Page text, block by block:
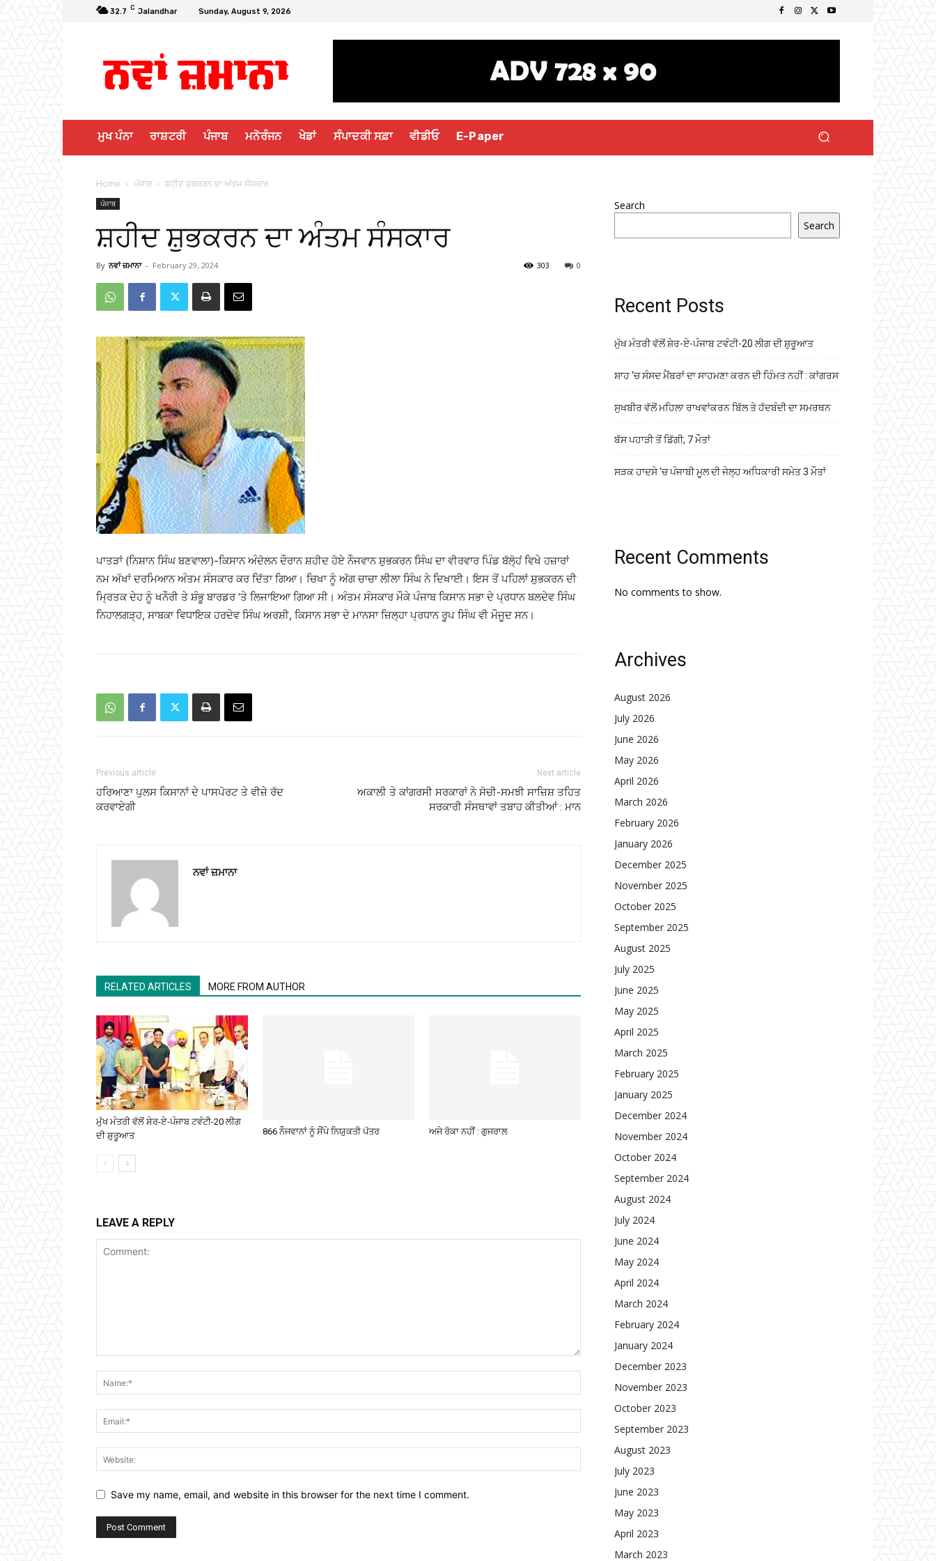
32.7 C Jalandhar Sunday, August 9, 2026
ਮੁਖ ਪੰਨਾ ਰਾਸ਼ਟਰੀ ਪੰਜਾਬ ਮਨੋਰੰਜਨ ਖੇਡਾਂ ਸੰਪਾਦਕੀ ਸਫ਼ਾ ਵੀਡੀਓ E-Paper
Home ਪੰਜਾਬ ਸ਼ਹੀਦ ਸ਼ੁਭਕਰਨ ਦਾ ਅੰਤਮ ਸੰਸਕਾਰ
ਪੰਜਾਬ
ਸ਼ਹੀਦ ਸ਼ੁਭਕਰਨ ਦਾ ਅੰਤਮ ਸੰਸਕਾਰ
By ਨਵਾਂ ਜ਼ਮਾਨਾ - February 29, 2024 0
303
ਪਾਤੜਾਂ (ਨਿਸ਼ਾਨ ਸਿੰਘ ਬਣਵਾਲਾ)-ਕਿਸਾਨ ਅੰਦੋਲਨ ਦੌਰਾਨ ਸ਼ਹੀਦ ਹੋਏ ਨੌਜਵਾਨ ਸ਼ੁਭਕਰਨ ਸਿੰਘ ਦਾ ਵੀਰਵਾਰ ਪਿੰਡ ਬੱਲੋ੍ਹਂ ਵਿਖੇ ਹਜ਼ਾਰਾਂ
ਨਮ ਅੱਖਾਂ ਦਰਮਿਆਨ ਅੰਤਮ ਸੰਸਕਾਰ ਕਰ ਦਿੱਤਾ ਗਿਆ। ਚਿਖਾ ਨੂੰ ਅੱਗ ਚਾਚਾ ਲੀਲਾ ਸਿੰਘ ਨੇ ਦਿਖਾਈ। ਇਸ ਤੋਂ ਪਹਿਲਾਂ ਸ਼ੁਭਕਰਨ ਦੀ
ਮਿ੍ਰਤਕ ਦੇਹ ਨੂੰ ਖਨੌਰੀ ਤੇ ਸ਼ੰਭੂ ਬਾਰਡਰ ’ਤੇ ਲਿਜਾਇਆ ਗਿਆ ਸੀ। ਅੰਤਮ ਸੰਸਕਾਰ ਮੌਕੇ ਪੰਜਾਬ ਕਿਸਾਨ ਸਭਾ ਦੇ ਪ੍ਰਧਾਨ ਬਲਦੇਵ ਸਿੰਘ
ਨਿਹਾਲਗੜ੍ਹ, ਸਾਬਕਾ ਵਿਧਾਇਕ ਹਰਦੇਵ ਸਿੰਘ ਅਰਸ਼ੀ, ਕਿਸਾਨ ਸਭਾ ਦੇ ਮਾਨਸਾ ਜ਼ਿਲ੍ਹਾ ਪ੍ਰਧਾਨ ਰੂਪ ਸਿੰਘ ਵੀ ਮੌਜੂਦ ਸਨ।
Previous article
ਹਰਿਆਣਾ ਪੁਲਸ ਕਿਸਾਨਾਂ ਦੇ ਪਾਸਪੋਰਟ ਤੇ ਵੀਜ਼ੇ ਰੱਦ
ਕਰਵਾਏਗੀ
Next article
ਅਕਾਲੀ ਤੇ ਕਾਂਗਰਸੀ ਸਰਕਾਰਾਂ ਨੇ ਸੋਚੀ-ਸਮਝੀ ਸਾਜ਼ਿਸ਼ ਤਹਿਤ
ਸਰਕਾਰੀ ਸੰਸਥਾਵਾਂ ਤਬਾਹ ਕੀਤੀਆਂ : ਮਾਨ
ਨਵਾਂ ਜ਼ਮਾਨਾ
RELATED ARTICLES MORE FROM AUTHOR
ਮੁੱਖ ਮੰਤਰੀ ਵੱਲੋਂ ਸ਼ੇਰ-ਏ-ਪੰਜਾਬ ਟਵੰਟੀ-20 ਲੀਗ
ਦੀ ਸ਼ੁਰੂਆਤ
866 ਨੌਜਵਾਨਾਂ ਨੂੰ ਸੌਂਪੇ ਨਿਯੁਕਤੀ ਪੱਤਰ ਅਜੇ ਰੋਕਾ ਨਹੀਂ : ਗੁਜਰਾਲ
LEAVE A REPLY
Save my name, email, and website in this browser for the next time I comment.
Search
Search
Recent Posts
ਮੁੱਖ ਮੰਤਰੀ ਵੱਲੋਂ ਸ਼ੇਰ-ਏ-ਪੰਜਾਬ ਟਵੰਟੀ-20 ਲੀਗ ਦੀ ਸ਼ੁਰੂਆਤ
ਸ਼ਾਹ ‘ਚ ਸੰਸਦ ਮੈਂਬਰਾਂ ਦਾ ਸਾਹਮਣਾ ਕਰਨ ਦੀ ਹਿੰਮਤ ਨਹੀਂ : ਕਾਂਗਰਸ
ਸੁਖਬੀਰ ਵੱਲੋਂ ਮਹਿਲਾ ਰਾਖਵਾਂਕਰਨ ਬਿੱਲ ਤੇ ਹੱਦਬੰਦੀ ਦਾ ਸਮਰਥਨ
ਬੱਸ ਪਹਾੜੀ ਤੋਂ ਡਿੱਗੀ, 7 ਮੌਤਾਂ
ਸੜਕ ਹਾਦਸੇ ‘ਚ ਪੰਜਾਬੀ ਮੂਲ ਦੀ ਜੇਲ੍ਹ ਅਧਿਕਾਰੀ ਸਮੇਤ 3 ਮੌਤਾਂ
Recent Comments
No comments to show.
Archives
August 2026
July 2026
June 2026
May 2026
April 2026
March 2026
February 2026
January 2026
December 2025
November 2025
October 2025
September 2025
August 2025
July 2025
June 2025
May 2025
April 2025
March 2025
February 2025
January 2025
December 2024
November 2024
October 2024
September 2024
August 2024
July 2024
June 2024
May 2024
April 2024
March 2024
February 2024
January 2024
December 2023
November 2023
October 2023
September 2023
August 2023
July 2023
June 2023
May 2023
April 2023
March 2023